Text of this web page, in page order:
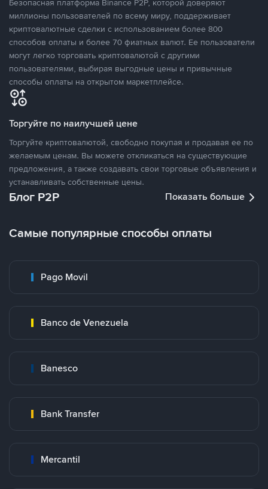
Безопасная платформа Binance P2P, которой доверяют
миллионы пользователей по всему миру, поддерживает
криптовалютные сделки с использованием более 800
способов оплаты и более 70 фиатных валют. Ее пользователи
могут легко торговать криптовалютой с другими
пользователями, выбирая выгодные цены и привычные
способы оплаты на открытом маркетплейсе.
Торгуйте по наилучшей цене
Торгуйте криптовалютой, свободно покупая и продавая ее по
желаемым ценам. Вы можете откликаться на существующие
предложения, а также создавать свои торговые объявления и
устанавливать собственные цены.
Блог P2P Показать больше
Самые популярные способы оплаты
Pago Movil
Banco de Venezuela
Banesco
Bank Transfer
Mercantil